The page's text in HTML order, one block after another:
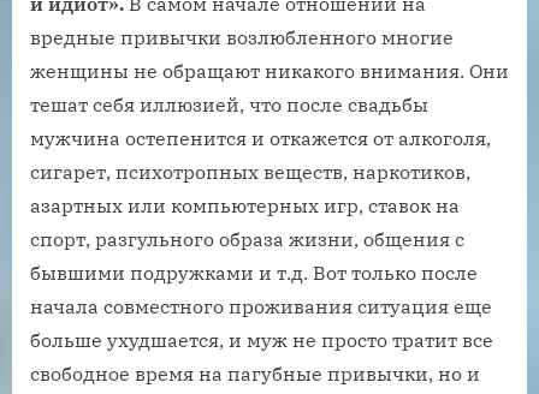
вредные привычки возлюбленного многие
женщины не обращают никакого внимания. Они
тешат себя иллюзией, что после свадьбы
мужчина остепенится и откажется от алкоголя,
сигарет, психотропных веществ, наркотиков,
азартных или компьютерных игр, ставок на
спорт, разгульного образа жизни, общения с
бывшими подружками и т.д. Вот только после
начала совместного проживания ситуация еще
больше ухудшается, и муж не просто тратит все
свободное время на пагубные привычки, но и